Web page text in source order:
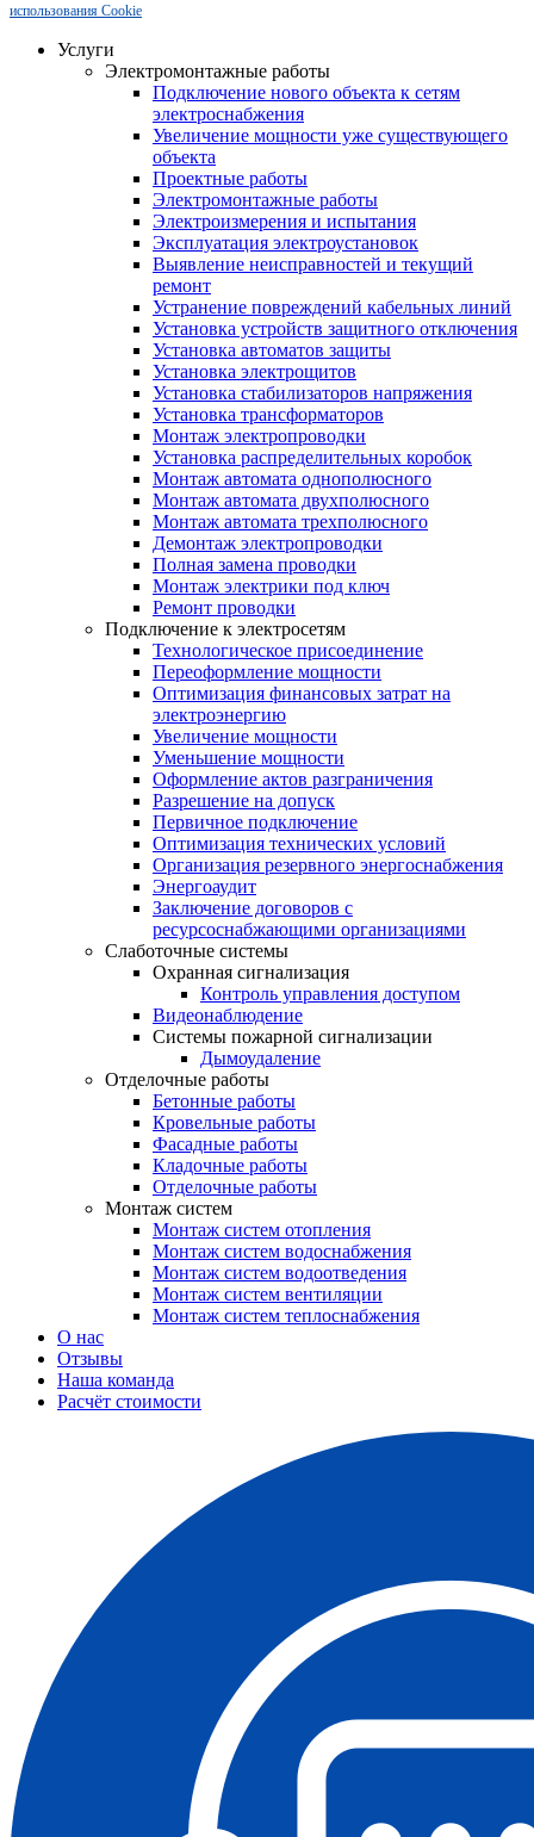
использования Cookie
Услуги
Электромонтажные работы
Подключение нового объекта к сетям
электроснабжения
Увеличение мощности уже существующего
объекта
Проектные работы
Электромонтажные работы
Электроизмерения и испытания
Эксплуатация электроустановок
Выявление неисправностей и текущий
ремонт
Устранение повреждений кабельных линий
Установка устройств защитного отключения
Установка автоматов защиты
Установка электрощитов
Установка стабилизаторов напряжения
Установка трансформаторов
Монтаж электропроводки
Установка распределительных коробок
Монтаж автомата однополюсного
Монтаж автомата двухполюсного
Монтаж автомата трехполюсного
Демонтаж электропроводки
Полная замена проводки
Монтаж электрики под ключ
Ремонт проводки
Подключение к электросетям
Технологическое присоединение
Переоформление мощности
Оптимизация финансовых затрат на
электроэнергию
Увеличение мощности
Уменьшение мощности
Оформление актов разграничения
Разрешение на допуск
Первичное подключение
Оптимизация технических условий
Организация резервного энергоснабжения
Энергоаудит
Заключение договоров с
ресурсоснабжающими организациями
Слаботочные системы
Охранная сигнализация
Контроль управления доступом
Видеонаблюдение
Системы пожарной сигнализации
Дымоудаление
Отделочные работы
Бетонные работы
Кровельные работы
Фасадные работы
Кладочные работы
Отделочные работы
Монтаж систем
Монтаж систем отопления
Монтаж систем водоснабжения
Монтаж систем водоотведения
Монтаж систем вентиляции
Монтаж систем теплоснабжения
О нас
Отзывы
Наша команда
Расчёт стоимости